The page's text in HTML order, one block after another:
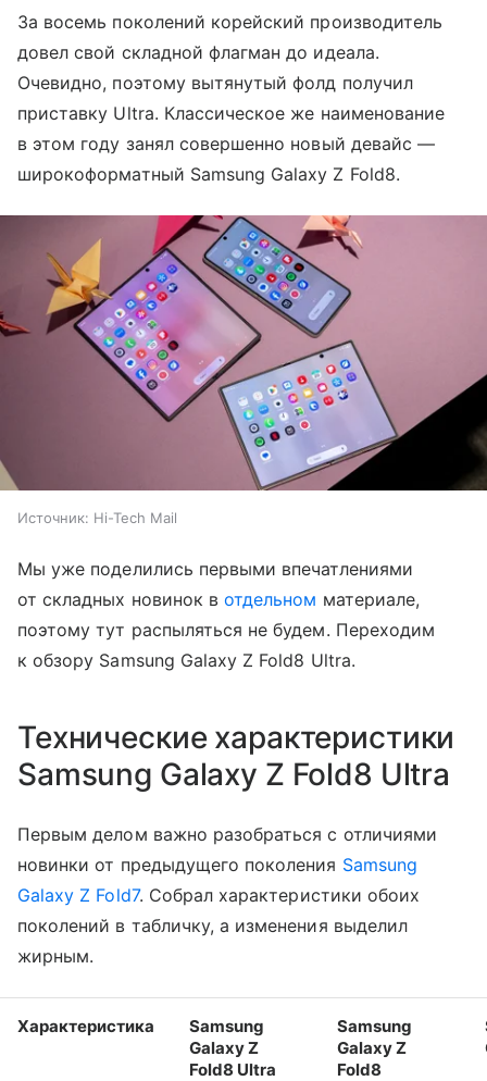
За восемь поколений корейский производитель
довел свой складной флагман до идеала.
Очевидно, поэтому вытянутый фолд получил
приставку Ultra. Классическое же наименование
в этом году занял совершенно новый девайс —
широкоформатный Samsung Galaxy Z Fold8.
Источник: Hi-Tech Mail
Мы уже поделились первыми впечатлениями
от складных новинок вотдельном материале,
поэтому тут распыляться не будем. Переходим
к обзору Samsung Galaxy Z Fold8 Ultra.
Технические характеристики
Samsung Galaxy Z Fold8 Ultra
Первым делом важно разобраться с отличиями
новинки от предыдущего поколения Samsung
Galaxy Z Fold7. Собрал характеристики обоих
поколений в табличку, а изменения выделил
жирным.
Характеристика
Samsung
Galaxy Z
Fold8 Ultra
Samsung
Galaxy Z
Fold8